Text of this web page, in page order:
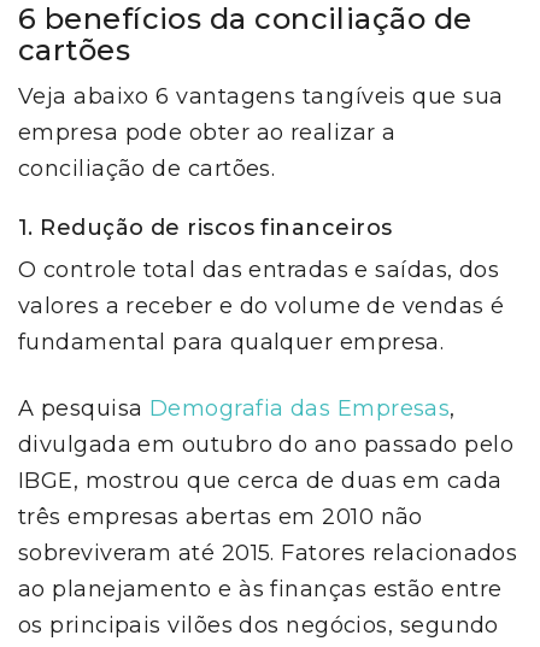
6 benefícios da conciliação de
cartões
Veja abaixo 6 vantagens tangíveis que sua
empresa pode obter ao realizar a
conciliação de cartões.
1. Redução de riscos financeiros
O controle total das entradas e saídas, dos
valores a receber e do volume de vendas é
fundamental para qualquer empresa.
A pesquisa Demografia das Empresas,
divulgada em outubro do ano passado pelo
IBGE, mostrou que cerca de duas em cada
três empresas abertas em 2010 não
sobreviveram até 2015. Fatores relacionados
ao planejamento e às finanças estão entre
os principais vilões dos negócios, segundo